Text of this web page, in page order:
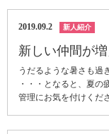
2019.09.2 新人紹介
新しい仲間が
うだるような暑さも過
・・・となると、夏の
管理にお気を付けくだ